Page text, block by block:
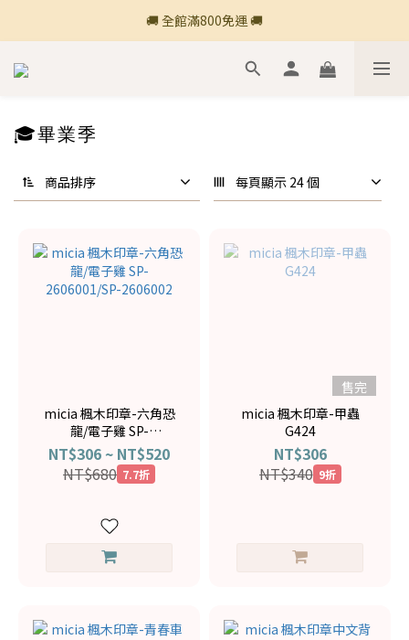
🚚 全館滿800免運 🚚
🚚 全館滿800免運 🚚
🍎 點三條橫線登入會員享購物點數回饋🍎
🎓畢業季
商品排序 每頁顯示 24 個
micia 楓木印章-六角恐
龍/電子雞 SP-
2606001/SP-2606002
NT$306 ~ NT$520
NT$680 7.7折
售完
micia 楓木印章-甲蟲
G424
NT$306
NT$340 9折